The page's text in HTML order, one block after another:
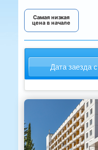
Самая низкая
цена в начале
Дата заезда с